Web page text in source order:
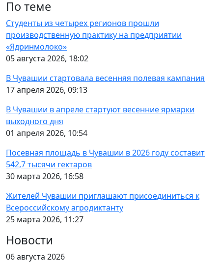
По теме
Студенты из четырех регионов прошли
производственную практику на предприятии
«Ядринмолоко»
05 августа 2026, 18:02
В Чувашии стартовала весенняя полевая кампания
17 апреля 2026, 09:13
В Чувашии в апреле стартуют весенние ярмарки
выходного дня
01 апреля 2026, 10:54
Посевная площадь в Чувашии в 2026 году составит
542,7 тысячи гектаров
30 марта 2026, 16:58
Жителей Чувашии приглашают присоединиться к
Всероссийскому агродиктанту
25 марта 2026, 11:27
Новости
06 августа 2026